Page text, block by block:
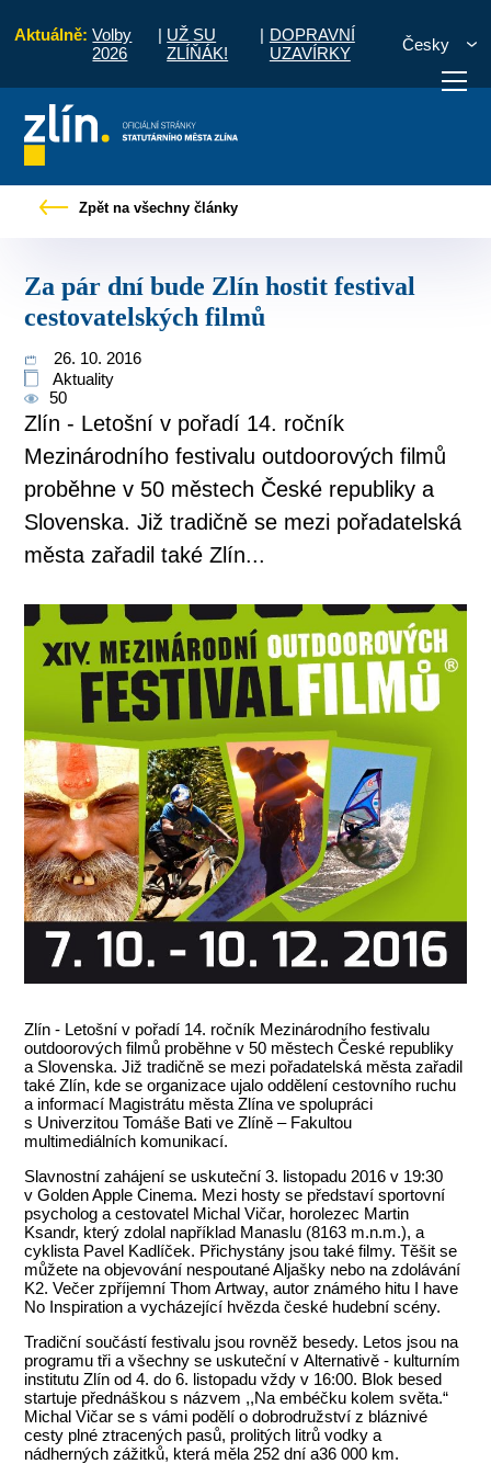
Aktuálně: Volby
2026
| UŽ SU
ZLÍŇÁK!
| DOPRAVNÍ
UZAVÍRKY
Česky
vyřídit Potřebuji zaplatit
Zpět na všechny články
Za pár dní bude Zlín hostit festival
cestovatelských filmů
26. 10. 2016
Aktuality
50
Zlín - Letošní v pořadí 14. ročník
Mezinárodního festivalu outdoorových filmů
proběhne v 50 městech České republiky a
Slovenska. Již tradičně se mezi pořadatelská
města zařadil také Zlín...
Zlín - Letošní v pořadí 14. ročník Mezinárodního festivalu
outdoorových filmů proběhne v 50 městech České republiky
a Slovenska. Již tradičně se mezi pořadatelská města zařadil
také Zlín, kde se organizace ujalo oddělení cestovního ruchu
a informací Magistrátu města Zlína ve spolupráci
s Univerzitou Tomáše Bati ve Zlíně – Fakultou
multimediálních komunikací.
Slavnostní zahájení se uskuteční 3. listopadu 2016 v 19:30
v Golden Apple Cinema. Mezi hosty se představí sportovní
psycholog a cestovatel Michal Vičar, horolezec Martin
Ksandr, který zdolal například Manaslu (8163 m.n.m.), a
cyklista Pavel Kadlíček. Přichystány jsou také filmy. Těšit se
můžete na objevování nespoutané Aljašky nebo na zdolávání
K2. Večer zpříjemní Thom Artway, autor známého hitu I have
No Inspiration a vycházející hvězda české hudební scény.
Tradiční součástí festivalu jsou rovněž besedy. Letos jsou na
programu tři a všechny se uskuteční v Alternativě - kulturním
institutu Zlín od 4. do 6. listopadu vždy v 16:00. Blok besed
startuje přednáškou s názvem ,,Na embéčku kolem světa.“
Michal Vičar se s vámi podělí o dobrodružství z bláznivé
cesty plné ztracených pasů, prolitých litrů vodky a
nádherných zážitků, která měla 252 dní a36 000 km.